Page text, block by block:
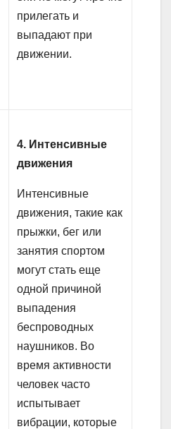
прилегать и
выпадают при
движении.
4. Интенсивные
движения
Интенсивные
движения, такие как
прыжки, бег или
занятия спортом
могут стать еще
одной причиной
выпадения
беспроводных
наушников. Во
время активности
человек часто
испытывает
вибрации, которые